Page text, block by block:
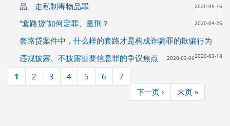
品、走私制毒物品罪
2020-05-16
“套路贷”如何定罪、量刑？ 2020-04-25
套路贷案件中，什么样的套路才是构成诈骗罪的欺骗行为
2020-03-18
违规披露、不披露重要信息罪的争议焦点 2020-03-06
页面
1 2 3 4 5 6
7
下一页 ›
末页 »